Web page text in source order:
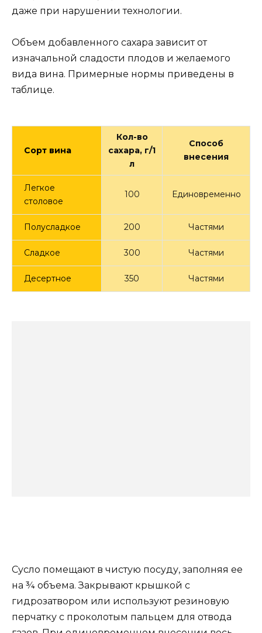
даже при нарушении технологии.
Объем добавленного сахара зависит от
изначальной сладости плодов и желаемого
вида вина. Примерные нормы приведены в
таблице.
Сорт вина
Кол-во
сахара, г/1
л
Способ
внесения
Легкое
столовое
100 Единовременно
Полусладкое 200 Частями
Сладкое 300 Частями
Десертное 350 Частями
Сусло помещают в чистую посуду, заполняя ее
на ¾ объема. Закрывают крышкой с
гидрозатвором или используют резиновую
перчатку с проколотым пальцем для отвода